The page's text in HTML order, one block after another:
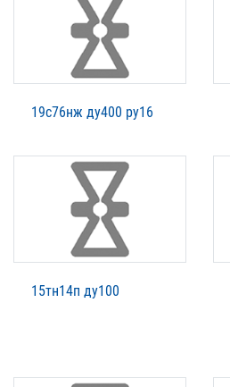
19с76нж ду400 ру16
15тн14п ду100